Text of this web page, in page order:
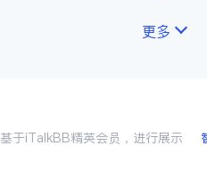
教育
更多
于iTalkBB精英会员，进行展示